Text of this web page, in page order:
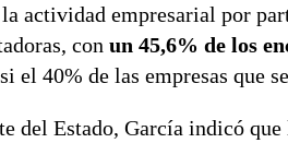
actividad empresarial por
con un 45,6% de los
el 40% de las empresas que
del Estado, García indicó